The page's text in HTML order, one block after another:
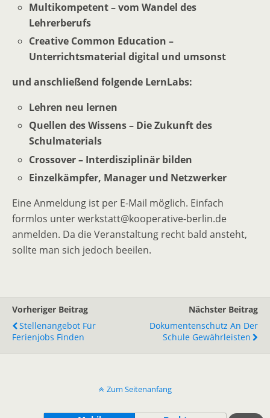
Multikompetent – vom Wandel des
Lehrerberufs
Creative Common Education –
Unterrichtsmaterial digital und umsonst
und anschließend folgende LernLabs:
Lehren neu lernen
Quellen des Wissens – Die Zukunft des
Schulmaterials
Crossover – Interdisziplinär bilden
Einzelkämpfer, Manager und Netzwerker
Eine Anmeldung ist per E-Mail möglich. Einfach
formlos unter werkstatt@kooperative-berlin.de
anmelden. Da die Veranstaltung recht bald ansteht,
sollte man sich jedoch beeilen.
Vorheriger Beitrag
Stellenangebot Für
Ferienjobs Finden
Nächster Beitrag
Dokumentenschutz An Der
Schule Gewährleisten
Zum Seitenanfang